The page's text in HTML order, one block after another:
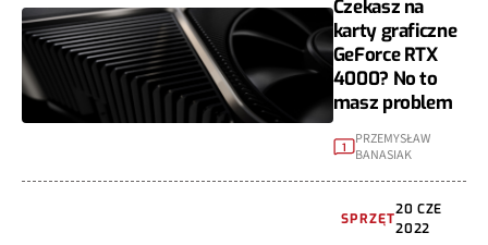
Czekasz na
karty graficzne
GeForce RTX
4000? No to
masz problem
1
PRZEMYSŁAW
BANASIAK
SPRZĘT
20 CZE
2022